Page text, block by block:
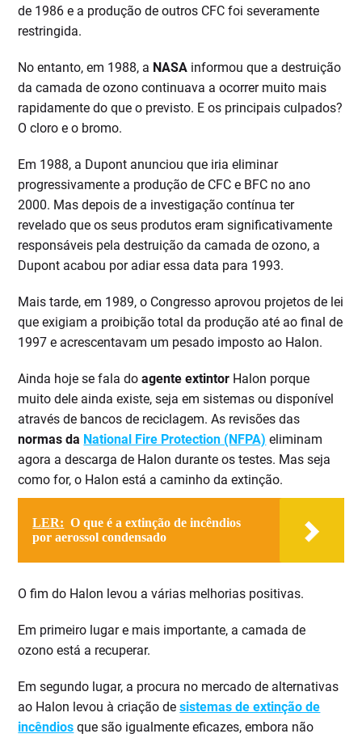
de 1986 e a produção de outros CFC foi severamente
restringida.
No entanto, em 1988, a NASA informou que a destruição
da camada de ozono continuava a ocorrer muito mais
rapidamente do que o previsto. E os principais culpados?
O cloro e o bromo.
Em 1988, a Dupont anunciou que iria eliminar
progressivamente a produção de CFC e BFC no ano
2000. Mas depois de a investigação contínua ter
revelado que os seus produtos eram significativamente
responsáveis pela destruição da camada de ozono, a
Dupont acabou por adiar essa data para 1993.
Mais tarde, em 1989, o Congresso aprovou projetos de lei
que exigiam a proibição total da produção até ao final de
1997 e acrescentavam um pesado imposto ao Halon.
Ainda hoje se fala doagente extintor Halon porque
muito dele ainda existe, seja em sistemas ou disponível
através de bancos de reciclagem. As revisões das
normas da National Fire Protection (NFPA) eliminam
agora a descarga de Halon durante os testes. Mas seja
como for, o Halon está a caminho da extinção.
LER: O que é a extinção de incêndios
por aerossol condensado
O fim do Halon levou a várias melhorias positivas.
Em primeiro lugar e mais importante, a camada de
ozono está a recuperar.
Em segundo lugar, a procura no mercado de alternativas
ao Halon levou à criação desistemas de extinção de
incêndios que são igualmente eficazes, embora não